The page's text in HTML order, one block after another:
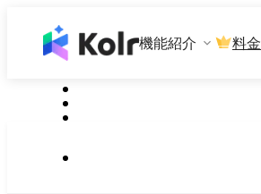
機能紹介 料金